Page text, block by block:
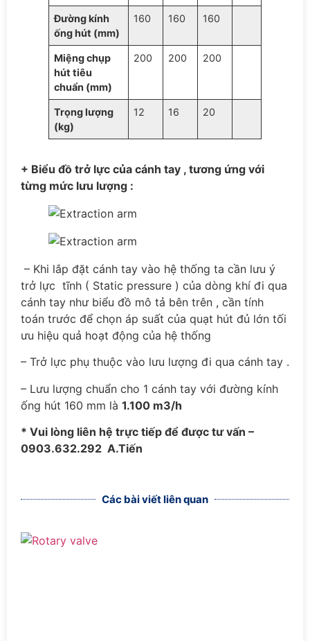
Đường kính
ống hút (mm)
160 160 160
Miệng chụp
hút tiêu
chuẩn (mm)
200 200 200
Trọng lượng
(kg)
12 16 20
+ Biểu đồ trở lực của cánh tay , tương ứng với
từng mức lưu lượng :
– Khi lắp đặt cánh tay vào hệ thống ta cần lưu ý
trở lực tĩnh ( Static pressure ) của dòng khí đi qua
cánh tay như biểu đồ mô tả bên trên , cần tính
toán trước để chọn áp suất của quạt hút đủ lớn tối
ưu hiệu quả hoạt động của hệ thống
– Trở lực phụ thuộc vào lưu lượng đi qua cánh tay .
– Lưu lượng chuẩn cho 1 cánh tay với đường kính
ống hút 160 mm là 1.100 m3/h
* Vui lòng liên hệ trực tiếp để được tư vấn –
0903.632.292 A.Tiến
Các bài viết liên quan